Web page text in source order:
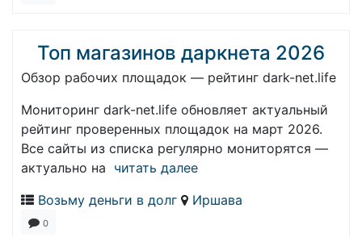
Топ магазинов даркнета 2026
Обзор рабочих площадок — рейтинг dark-net.life
Мониторинг dark-net.life обновляет актуальный
рейтинг проверенных площадок на март 2026.
Все сайты из списка регулярно мониторятся —
актуально на читать далее
Возьму деньги в долг
Иршава
0